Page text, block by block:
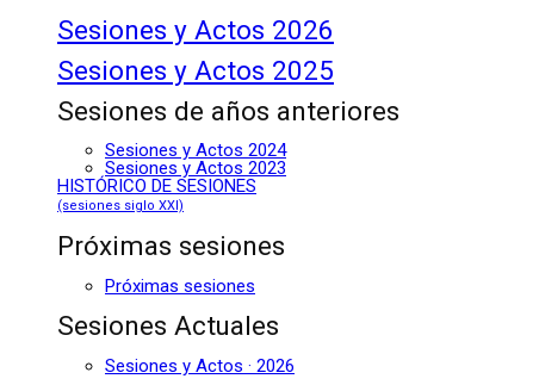
Sesiones y Actos 2026
Sesiones y Actos 2025
Sesiones de años anteriores
Sesiones y Actos 2024
Sesiones y Actos 2023
HISTÓRICO DE SESIONES
(sesiones siglo XXI)
Próximas sesiones
Próximas sesiones
Sesiones Actuales
Sesiones y Actos · 2026